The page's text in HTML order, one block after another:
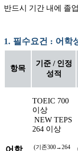
반드시 기간 내에 졸
1. 필수요건 : 어학
항목
기준 / 인정
성적
TOEIC 700
이상
NEW TEPS
264 이상
(기존300→264